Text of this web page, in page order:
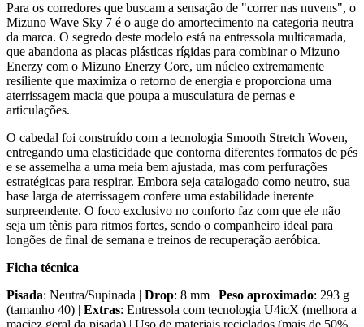
Para os corredores que buscam a sensação de "correr nas nuvens", o
Mizuno Wave Sky 7 é o auge do amortecimento na categoria neutra
da marca. O segredo deste modelo está na entressola multicamada,
que abandona as placas plásticas rígidas para combinar o Mizuno
Enerzy com o Mizuno Enerzy Core, um núcleo extremamente
resiliente que maximiza o retorno de energia e proporciona uma
aterrissagem macia que poupa a musculatura de pernas e
articulações.
O cabedal foi construído com a tecnologia Smooth Stretch Woven,
entregando uma elasticidade que contorna diferentes formatos de pés
e se assemelha a uma meia bem ajustada, mas com perfurações
estratégicas para respirar. Embora seja catalogado como neutro, sua
base larga de aterrissagem confere uma estabilidade inerente
surpreendente. O foco exclusivo no conforto faz com que ele não
seja um tênis para ritmos fortes, sendo o companheiro ideal para
longões de final de semana e treinos de recuperação aeróbica.
Ficha técnica
Pisada: Neutra/Supinada | Drop: 8 mm | Peso aproximado: 293 g
(tamanho 40) | Extras: Entressola com tecnologia U4icX (melhora a
maciez geral da pisada) | Uso de materiais reciclados (mais de 50%